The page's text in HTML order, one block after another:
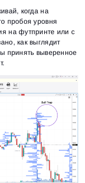
когда на
пробоя уровня
на футпринте или с
как выглядит
принять выверенное